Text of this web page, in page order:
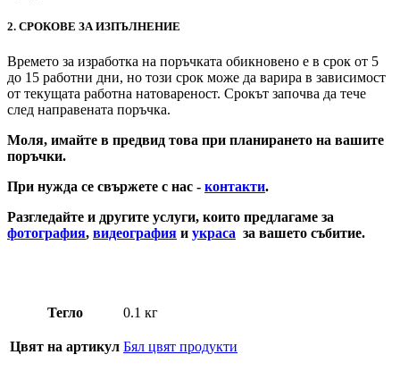
2. СРОКОВЕ ЗА ИЗПЪЛНЕНИЕ
Времето за изработка на поръчката обикновено е в срок от 5
до 15 работни дни, но този срок може да варира в зависимост
от текущата работна натовареност. Срокът започва да тече
след направената поръчка.
Моля, имайте в предвид това при планирането на вашите
поръчки.
При нужда се свържете с нас - контакти.
Разгледайте и другите услуги, които предлагаме за
фотография, видеография и украса за вашето събитие.
Тегло 0.1 кг
Цвят на артикул Бял цвят продукти